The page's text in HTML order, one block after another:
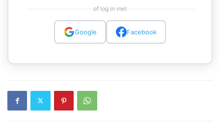
of log in met
Google Facebook